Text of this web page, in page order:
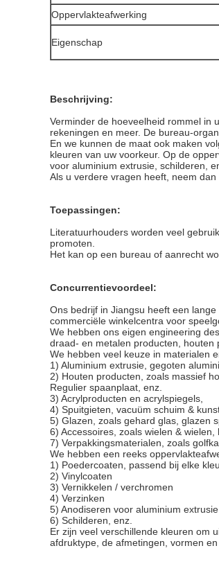
Oppervlakteafwerking
Eigenschap
Beschrijving:
Verminder de hoeveelheid rommel in
rekeningen en meer. De bureau-
En we kunnen de maat ook maken
kleuren van uw voorkeur. Op de
voor aluminium extrusie, schilderen,
Als u verdere vragen heeft, neem
Toepassingen:
Literatuurhouders worden veel
promoten.
Het kan op een bureau of aanrecht
Concurrentievoordeel:
Ons bedrijf in Jiangsu heeft een
commerciële winkelcentra voor
We hebben ons eigen engineering
draad- en metalen producten, houten
We hebben veel keuze in materialen
1) Aluminium extrusie, gegoten
2) Houten producten, zoals massief
Regulier spaanplaat, enz.
3) Acrylproducten en acrylspiegels,
4) Spuitgieten, vacuüm schuim &
5) Glazen, zoals gehard glas, glazen
6) Accessoires, zoals wielen &
7) Verpakkingsmaterialen, zoals
We hebben een reeks
1) Poedercoaten, passend bij elke
2) Vinylcoaten
3) Vernikkelen / verchromen
4) Verzinken
5) Anodiseren voor aluminium extrusie
6) Schilderen, enz.
Er zijn veel verschillende kleuren om
afdruktype, de afmetingen, vormen en